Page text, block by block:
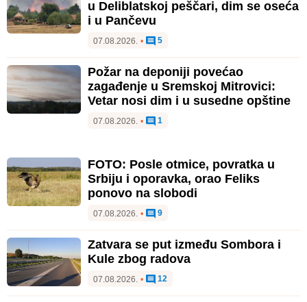
u Deliblatskoj peščari, dim se oseća
i u Pančevu
07.08.2026. • 5
Požar na deponiji povećao
zagađenje u Sremskoj Mitrovici:
Vetar nosi dim i u susedne opštine
07.08.2026. • 1
FOTO: Posle otmice, povratka u
Srbiju i oporavka, orao Feliks
ponovo na slobodi
07.08.2026. • 9
Zatvara se put između Sombora i
Kule zbog radova
07.08.2026. • 12